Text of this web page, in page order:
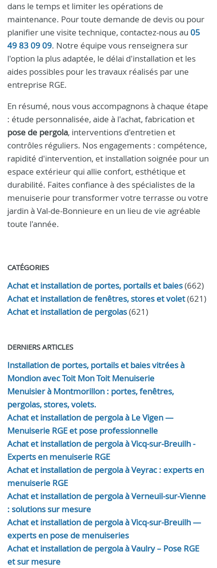
dans le temps et limiter les opérations de
maintenance. Pour toute demande de devis ou pour
planifier une visite technique, contactez-nous au 05
49 83 09 09. Notre équipe vous renseignera sur
l'option la plus adaptée, le délai d'installation et les
aides possibles pour les travaux réalisés par une
entreprise RGE.
En résumé, nous vous accompagnons à chaque étape
: étude personnalisée, aide à l'achat, fabrication et
pose de pergola, interventions d'entretien et
contrôles réguliers. Nos engagements : compétence,
rapidité d'intervention, et installation soignée pour un
espace extérieur qui allie confort, esthétique et
durabilité. Faites confiance à des spécialistes de la
menuiserie pour transformer votre terrasse ou votre
jardin à Val-de-Bonnieure en un lieu de vie agréable
toute l'année.
CATÉGORIES
Achat et installation de portes, portails et baies(662)
Achat et installation de fenêtres, stores et volet(621)
Achat et installation de pergolas(621)
DERNIERS ARTICLES
Installation de portes, portails et baies vitrées à
Mondion avec Toit Mon Toit Menuiserie
Menuisier à Montmorillon : portes, fenêtres,
pergolas, stores, volets.
Achat et installation de pergola à Le Vigen —
Menuiserie RGE et pose professionnelle
Achat et installation de pergola à Vicq-sur-Breuilh -
Experts en menuiserie RGE
Achat et installation de pergola à Veyrac : experts en
menuiserie RGE
Achat et installation de pergola à Verneuil-sur-Vienne
: solutions sur mesure
Achat et installation de pergola à Vicq-sur-Breuilh —
experts en pose de menuiseries
Achat et installation de pergola à Vaulry – Pose RGE
et sur mesure